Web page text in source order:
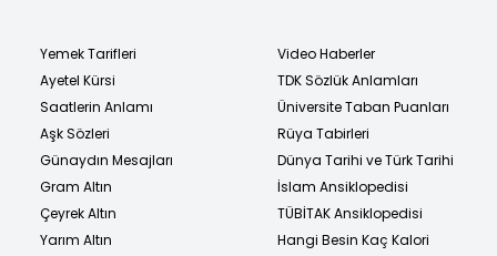
Yemek Tarifleri
Ayetel Kürsi
Saatlerin Anlamı
Aşk Sözleri
Günaydın Mesajları
Gram Altın
Çeyrek Altın
Yarım Altın
Video Haberler
TDK Sözlük Anlamları
Üniversite Taban Puanları
Rüya Tabirleri
Dünya Tarihi ve Türk Tarihi
İslam Ansiklopedisi
TÜBİTAK Ansiklopedisi
Hangi Besin Kaç Kalori